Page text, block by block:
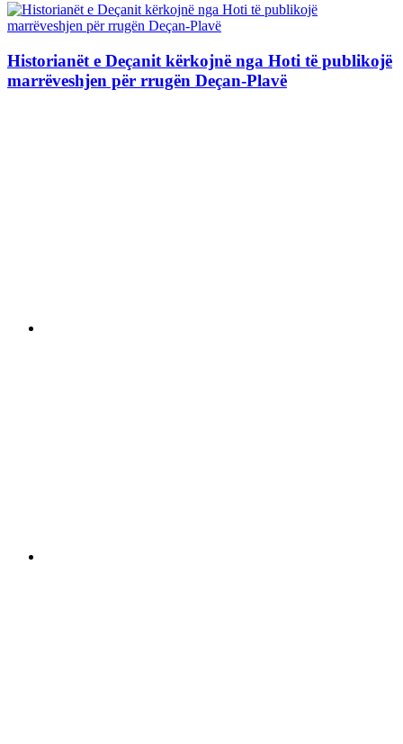
Historianët e Deçanit kërkojnë nga Hoti të publikojë
marrëveshjen për rrugën Deçan-Plavë